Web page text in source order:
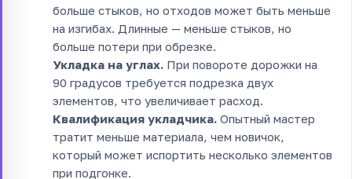
больше стыков, но отходов может быть меньше
на изгибах. Длинные — меньше стыков, но
больше потери при обрезке.
Укладка на углах. При повороте дорожки на
90 градусов требуется подрезка двух
элементов, что увеличивает расход.
Квалификация укладчика. Опытный мастер
тратит меньше материала, чем новичок,
который может испортить несколько элементов
при подгонке.